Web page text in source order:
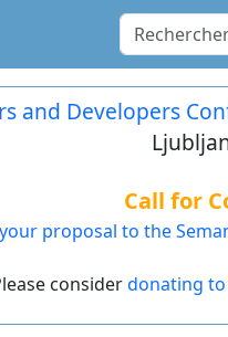
and Developers
Call for
proposal to the
considerdonating to